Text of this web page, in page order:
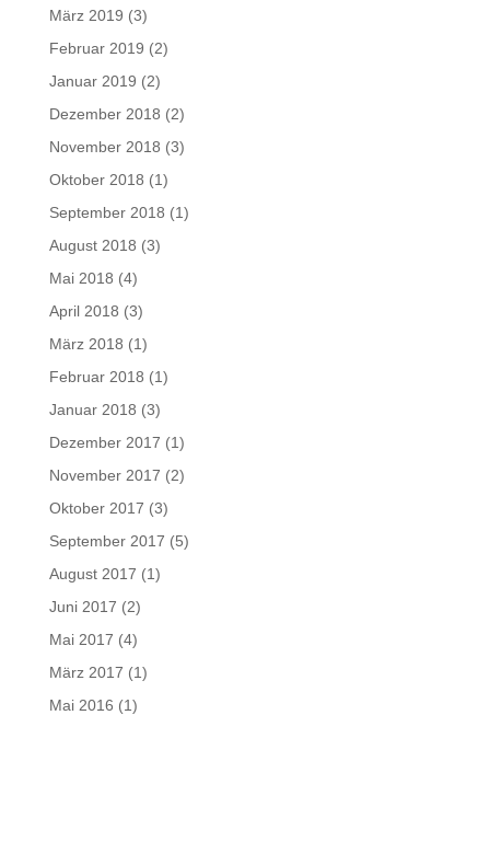
März 2019 (3)
Februar 2019 (2)
Januar 2019 (2)
Dezember 2018 (2)
November 2018 (3)
Oktober 2018 (1)
September 2018 (1)
August 2018 (3)
Mai 2018 (4)
April 2018 (3)
März 2018 (1)
Februar 2018 (1)
Januar 2018 (3)
Dezember 2017 (1)
November 2017 (2)
Oktober 2017 (3)
September 2017 (5)
August 2017 (1)
Juni 2017 (2)
Mai 2017 (4)
März 2017 (1)
Mai 2016 (1)